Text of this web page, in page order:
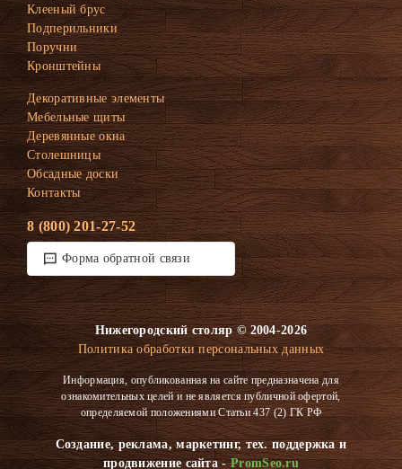
Клееный брус
Подперильники
Поручни
Кронштейны
Декоративные элементы
Мебельные щиты
Деревянные окна
Столешницы
Обсадные доски
Контакты
8 (800) 201-27-52
Форма обратной связи
Нижегородский столяр © 2004-2026
Политика обработки персональных данных
Информация, опубликованная на сайте предназначена для
ознакомительных целей и не является публичной офертой,
определяемой положениями Статьи 437 (2) ГК РФ
Создание, реклама, маркетинг, тех. поддержка и
продвижение сайта -PromSeo.ru